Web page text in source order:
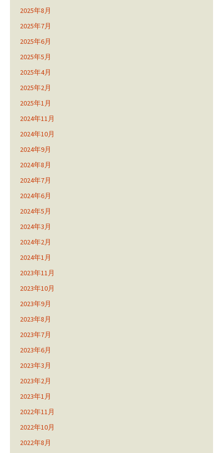
2025年8月
2025年7月
2025年6月
2025年5月
2025年4月
2025年2月
2025年1月
2024年11月
2024年10月
2024年9月
2024年8月
2024年7月
2024年6月
2024年5月
2024年3月
2024年2月
2024年1月
2023年11月
2023年10月
2023年9月
2023年8月
2023年7月
2023年6月
2023年3月
2023年2月
2023年1月
2022年11月
2022年10月
2022年8月